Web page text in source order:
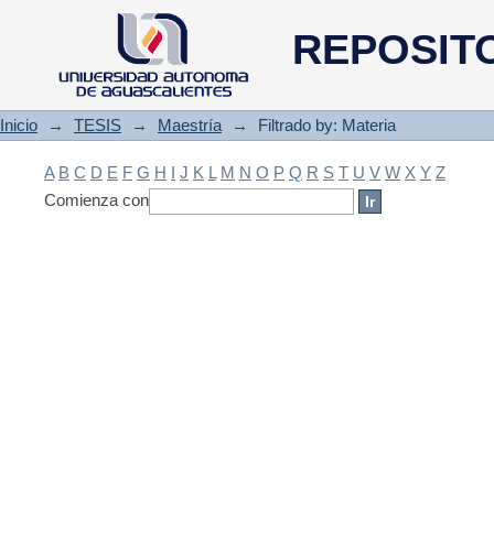
Filtrado by: Materia
Inicio → TESIS → Maestría → Filtrado by: Materia
A B C D E F G H I J K L M N O P Q R S T U V W X Y Z
Comienza con